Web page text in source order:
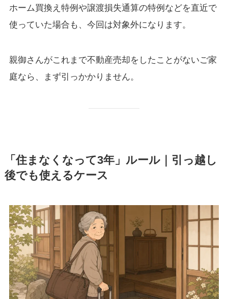
ホーム買換え特例や譲渡損失通算の特例などを直近で
使っていた場合も、今回は対象外になります。
親御さんがこれまで不動産売却をしたことがないご家
庭なら、まず引っかかりません。
「住まなくなって3年」ルール｜引っ越し
後でも使えるケース